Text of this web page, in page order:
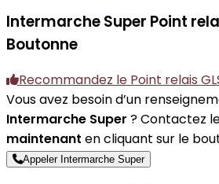
Intermarche Super Point
Boutonne
Recommandez le Point relais
Vous avez besoin d’un
Intermarche Super ? Contactez
maintenant en cliquant sur le
Appeler Intermarche Super